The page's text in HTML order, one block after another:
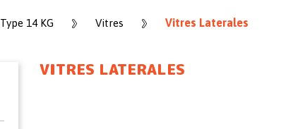
Type 14 KG Vitres Vitres Laterales
VITRES LATERALES